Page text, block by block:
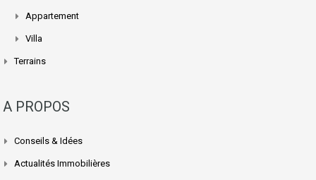
Appartement
Villa
Terrains
A PROPOS
Conseils & Idées
Actualités Immobilières